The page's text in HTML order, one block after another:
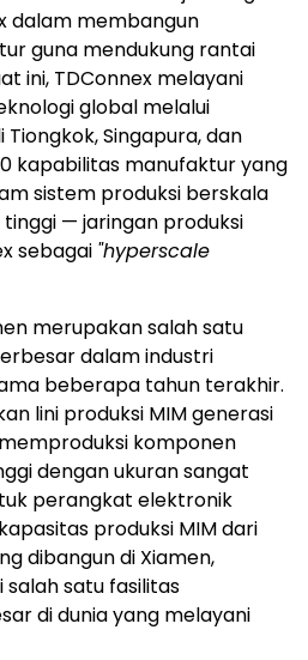
dalam membangun
guna mendukung rantai
ini, TDConnex melayani
global melalui
Singapura, dan
kapabilitas manufaktur yang
sistem produksi berskala
— jaringan produksi
sebagai "hyperscale
merupakan salah satu
dalam industri
beberapa tahun terakhir.
lini produksi MIM generasi
komponen
dengan ukuran sangat
perangkat elektronik
produksi MIM dari
dibangun di Xiamen,
salah satu fasilitas
di dunia yang melayani